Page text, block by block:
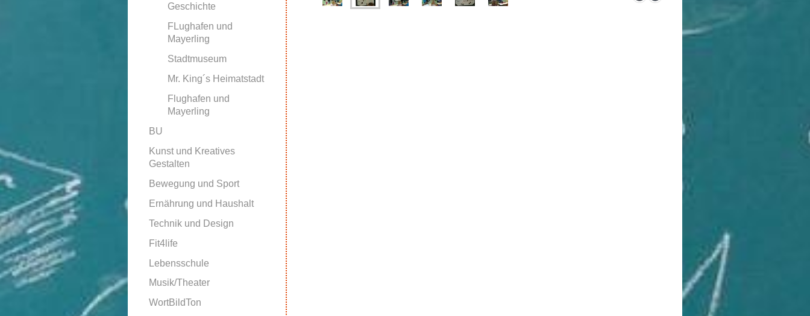
Geschichte
FLughafen und
Mayerling
Stadtmuseum
Mr. King´s Heimatstadt
Flughafen und
Mayerling
BU
Kunst und Kreatives
Gestalten
Bewegung und Sport
Ernährung und Haushalt
Technik und Design
Fit4life
Lebensschule
Musik/Theater
WortBildTon